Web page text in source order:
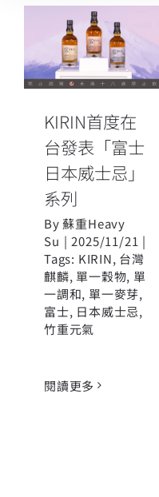
KIRIN首度在台
發表「富士日
本威士忌」系
KIRIN首度在
台發表「富士
日本威士忌」
系列
By蘇重Heavy
Su | 2025/11/21 |
Tags: KIRIN, 台灣
麒麟,單一穀物,單
一調和,單一麥芽,
富士, 日本威士忌,
竹重元氣
閱讀更多